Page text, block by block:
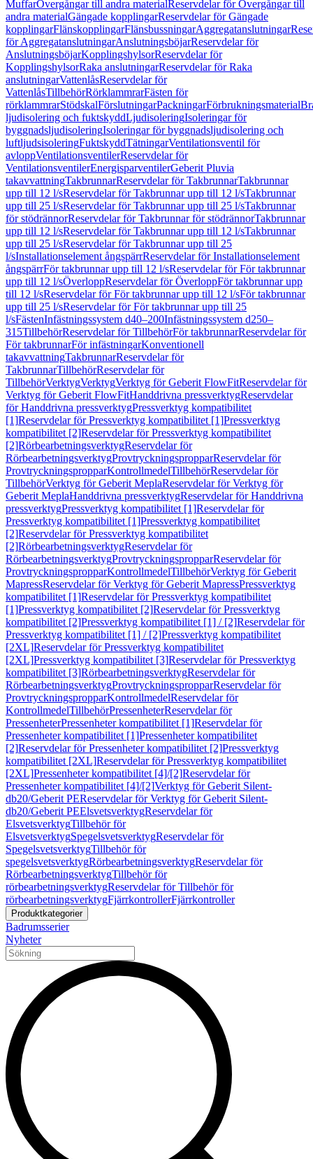
MuffarÖvergångar till andra materialReservdelar för Övergångar till
andra materialGängade kopplingarReservdelar för Gängade
kopplingarFlänskopplingarFlänsbussningarAggregatanslutningar
för AggregatanslutningarAnslutningsböjarReservdelar för
AnslutningsböjarKopplingshylsorReservdelar för
KopplingshylsorRaka anslutningarReservdelar för Raka
anslutningarVattenlåsReservdelar för
VattenlåsTillbehörRörklammrarFästen för
rörklammrarStödskalFörslutningarPackningarFörbrukningsmaterial
ljudisolering och fuktskyddLjudisoleringIsoleringar för
byggnadsljudisoleringIsoleringar för byggnadsljudisolering och
luftljudsisoleringFuktskyddTätningarVentilationsventil för
avloppVentilationsventilerReservdelar för
VentilationsventilerEnergisparventilerGeberit Pluvia
takavvattningTakbrunnarReservdelar för TakbrunnarTakbrunnar
upp till 12 l/sReservdelar för Takbrunnar upp till 12 l/sTakbrunnar
upp till 25 l/sReservdelar för Takbrunnar upp till 25 l/sTakbrunnar
för stödrännorReservdelar för Takbrunnar för stödrännorTakbrunnar
upp till 12 l/sReservdelar för Takbrunnar upp till 12 l/sTakbrunnar
upp till 25 l/sReservdelar för Takbrunnar upp till 25
l/sInstallationselement ångspärrReservdelar för Installationselement
ångspärrFör takbrunnar upp till 12 l/sReservdelar för För takbrunnar
upp till 12 l/sÖverloppReservdelar för ÖverloppFör takbrunnar upp
till 12 l/sReservdelar för För takbrunnar upp till 12 l/sFör takbrunnar
upp till 25 l/sReservdelar för För takbrunnar upp till 25
l/sFästenInfästningssystem d40–200Infästningssystem d250–
315TillbehörReservdelar för TillbehörFör takbrunnarReservdelar för
För takbrunnarFör infästningarKonventionell
takavvattningTakbrunnarReservdelar för
TakbrunnarTillbehörReservdelar för
TillbehörVerktygVerktygVerktyg för Geberit FlowFitReservdelar för
Verktyg för Geberit FlowFitHanddrivna pressverktygReservdelar
för Handdrivna pressverktygPressverktyg kompatibilitet
[1]Reservdelar för Pressverktyg kompatibilitet [1]Pressverktyg
kompatibilitet [2]Reservdelar för Pressverktyg kompatibilitet
[2]RörbearbetningsverktygReservdelar för
RörbearbetningsverktygProvtryckningspropparReservdelar för
ProvtryckningspropparKontrollmedelTillbehörReservdelar för
TillbehörVerktyg för Geberit MeplaReservdelar för Verktyg för
Geberit MeplaHanddrivna pressverktygReservdelar för Handdrivna
pressverktygPressverktyg kompatibilitet [1]Reservdelar för
Pressverktyg kompatibilitet [1]Pressverktyg kompatibilitet
[2]Reservdelar för Pressverktyg kompatibilitet
[2]RörbearbetningsverktygReservdelar för
RörbearbetningsverktygProvtryckningspropparReservdelar för
ProvtryckningspropparKontrollmedelTillbehörVerktyg för Geberit
MapressReservdelar för Verktyg för Geberit MapressPressverktyg
kompatibilitet [1]Reservdelar för Pressverktyg kompatibilitet
[1]Pressverktyg kompatibilitet [2]Reservdelar för Pressverktyg
kompatibilitet [2]Pressverktyg kompatibilitet [1] / [2]Reservdelar för
Pressverktyg kompatibilitet [1] / [2]Pressverktyg kompatibilitet
[2XL]Reservdelar för Pressverktyg kompatibilitet
[2XL]Pressverktyg kompatibilitet [3]Reservdelar för Pressverktyg
kompatibilitet [3]RörbearbetningsverktygReservdelar för
RörbearbetningsverktygProvtryckningspropparReservdelar för
ProvtryckningspropparKontrollmedelReservdelar för
KontrollmedelTillbehörPressenheterReservdelar för
PressenheterPressenheter kompatibilitet [1]Reservdelar för
Pressenheter kompatibilitet [1]Pressenheter kompatibilitet
[2]Reservdelar för Pressenheter kompatibilitet [2]Pressverktyg
kompatibilitet [2XL]Reservdelar för Pressverktyg kompatibilitet
[2XL]Pressenheter kompatibilitet [4]/[2]Reservdelar för
Pressenheter kompatibilitet [4]/[2]Verktyg för Geberit Silent-
db20/Geberit PEReservdelar för Verktyg för Geberit Silent-
db20/Geberit PEElsvetsverktygReservdelar för
ElsvetsverktygTillbehör för
ElsvetsverktygSpegelsvetsverktygReservdelar för
SpegelsvetsverktygTillbehör för
spegelsvetsverktygRörbearbetningsverktygReservdelar för
RörbearbetningsverktygTillbehör för
rörbearbetningsverktygReservdelar för Tillbehör för
rörbearbetningsverktygFjärrkontrollerFjärrkontroller
Produktkategorier
Badrumsserier
Nyheter